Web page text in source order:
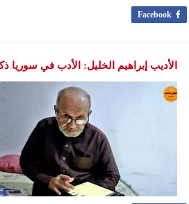
Facebook
الأديب إبراهيم الخليل: الأدب في سوريا